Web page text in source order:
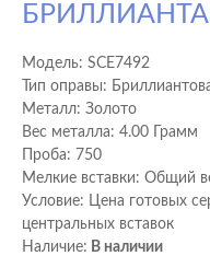
Модель: SCE7492
Тип оправы:
Металл: Золото
Вес металла: 4.00 Грамм
Проба: 750
Мелкие вставки: Общий
Условие: Цена готовых
центральных вставок
Наличие: В наличии